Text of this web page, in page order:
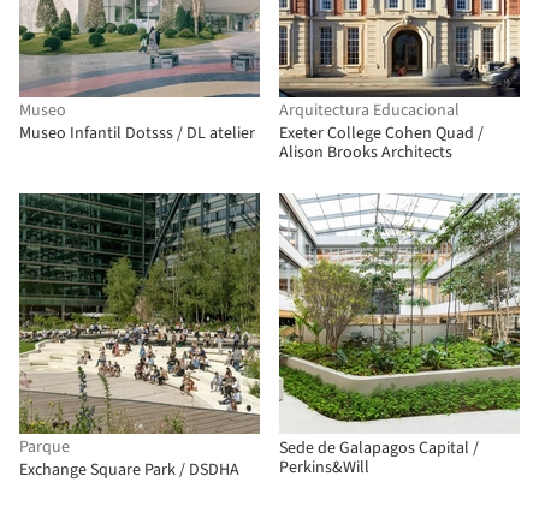
Museo
Museo Infantil Dotsss / DL atelier
Arquitectura Educacional
Exeter College Cohen Quad /
Alison Brooks Architects
Parque
Exchange Square Park / DSDHA
Sede de Galapagos Capital /
Perkins&Will